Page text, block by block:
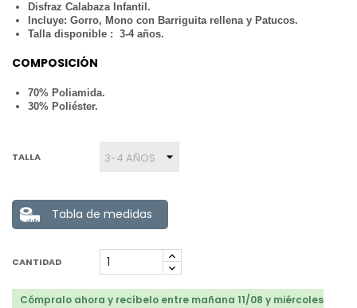
Disfraz Calabaza Infantil.
Incluye: Gorro, Mono con Barriguita rellena y Patucos.
Talla disponible : 3-4 años.
COMPOSICIÓN
70% Poliamida.
30% Poliéster.
TALLA
Tabla de medidas
CANTIDAD
Cómpralo ahora y recíbelo entre mañana 11/08 y miércoles